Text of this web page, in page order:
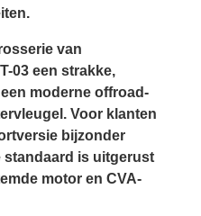
van
03 een strakke,
moderne offroad-
Voor klanten
bijzonder
standaard is uitgerust
motor en CVA-